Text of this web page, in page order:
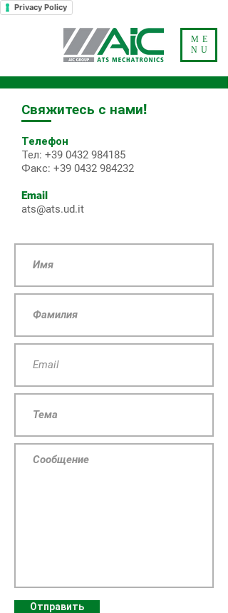
Privacy Policy
ME
NU
Свяжитесь с нами!
Телефон
Тел: +39 0432 984185
Факс: +39 0432 984232
Email
ats@ats.ud.it
Отправить